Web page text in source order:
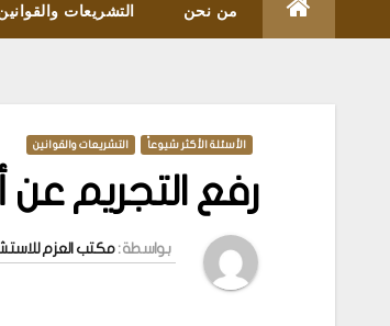
من نحن التشريعات
الأسئلة الأكثر شيوعاً التشريعات والقوانين
رفع التجريم عن
بواسطة :مكتب العزم